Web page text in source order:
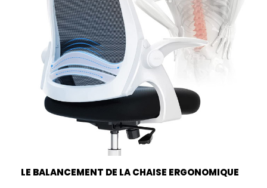
LE BALANCEMENT DE LA CHAISE ERGONOMIQUE